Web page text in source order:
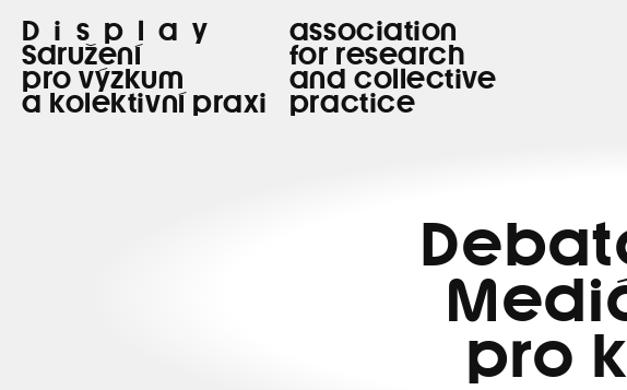
Display
Sdružení
pro výzkum
a kolektivní praxi
association
for research
and collective
practice
pro